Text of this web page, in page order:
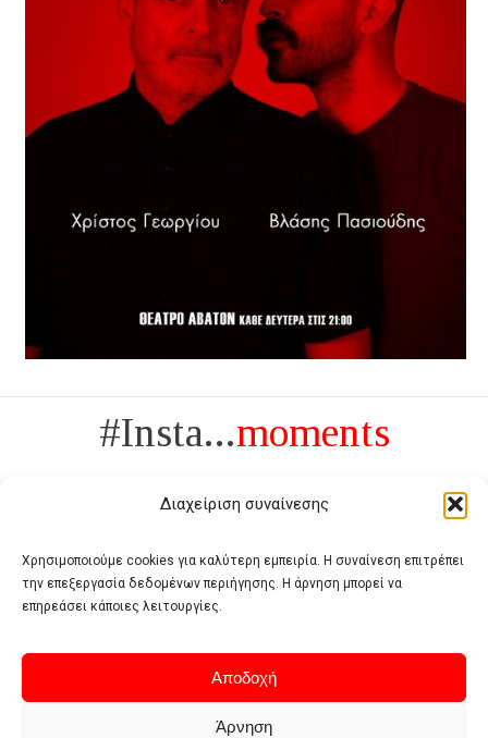
Διαχείριση συναίνεσης
Χρησιμοποιούμε cookies για καλύτερη εμπειρία. Η συναίνεση επιτρέπει
την επεξεργασία δεδομένων περιήγησης. Η άρνηση μπορεί να
επηρεάσει κάποιες λειτουργίες.
Αποδοχή
Άρνηση
#Insta...moments
Πολυτέλεια δεν είναι το αντίθετο της ανέχειας, είναι το αντίθετο της